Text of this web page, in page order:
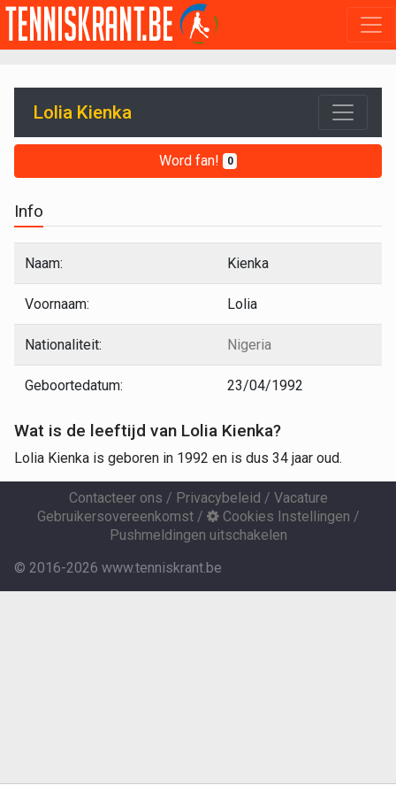
Lolia Kienka
Word fan! 0
Info
Naam: Kienka
Voornaam: Lolia
Nationaliteit: Nigeria
Geboortedatum: 23/04/1992
Wat is de leeftijd van Lolia Kienka?
Lolia Kienka is geboren in 1992 en is dus 34 jaar oud.
Contacteer ons / Privacybeleid / Vacature
Gebruikersovereenkomst/ Cookies Instellingen /
Pushmeldingen uitschakelen
© 2016-2026 www.tenniskrant.be